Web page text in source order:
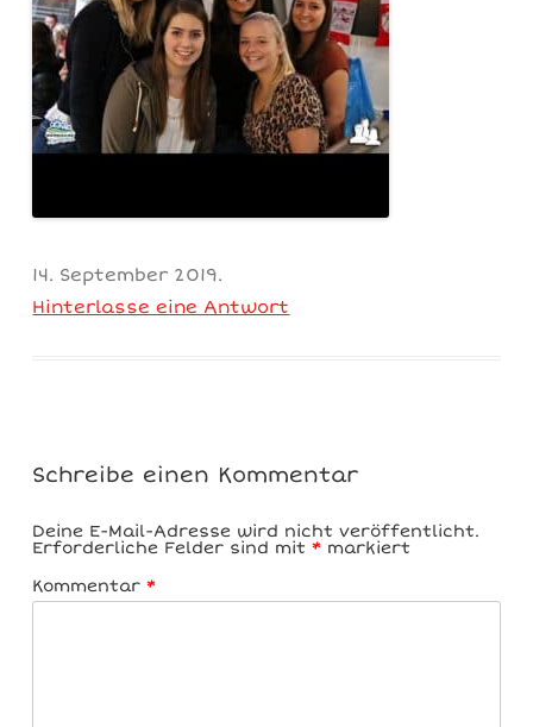
14. September 2019.
Hinterlasse eine Antwort
Schreibe einen Kommentar
Deine E-Mail-Adresse wird nicht veröffentlicht.
Erforderliche Felder sind mit* markiert
Kommentar*